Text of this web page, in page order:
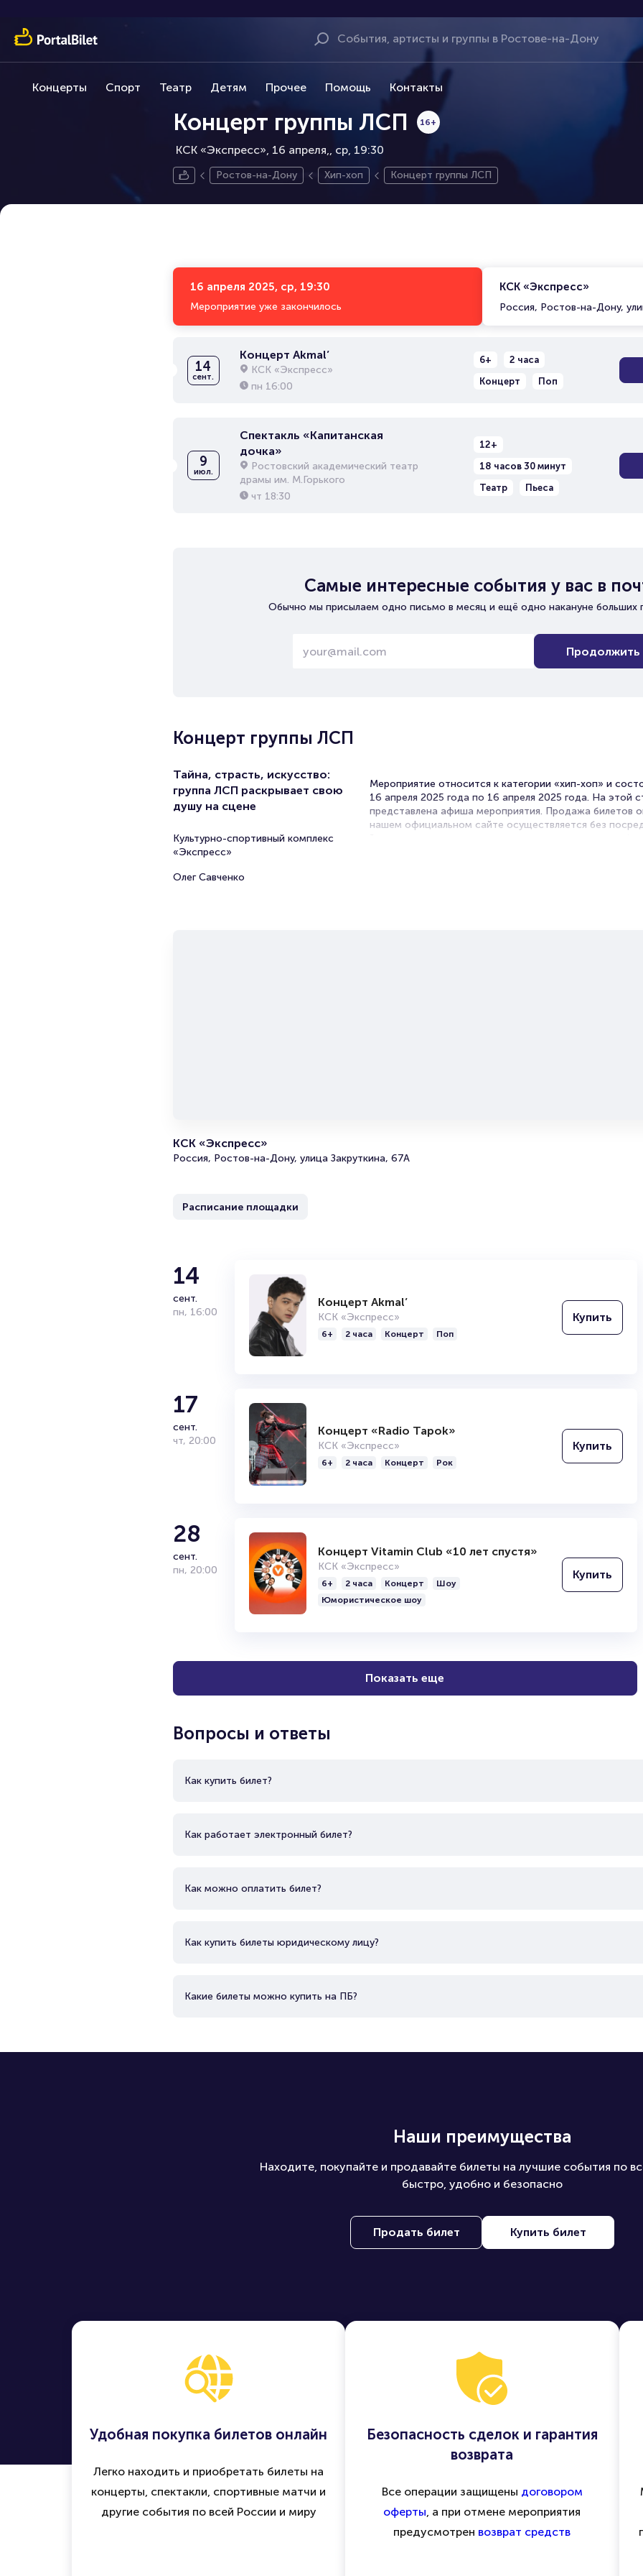
Концерты Спорт Театр Детям Прочее Помощь Контакты
Концерт группы ЛСП
КСК «Экспресс», 16 апреля,
16+
ср, 19:30
Ростов-на-Дону Хип-хоп Концерт группы ЛСП
16 апреля 2025, ср, 19:30
Мероприятие уже закончилось
КСК «Экспресс»
Россия, Ростов-на-Дону,
14
сент.
Концерт Akmal’
КСК «Экспресс»
пн 16:00
6+
2 часа
Концерт
Поп
9
июл.
Спектакль «Капитанская
дочка»
Ростовский академический театр
драмы им. М.Горького
чт 18:30
12+
18 часов 30 минут
Театр
Пьеса
Самые интересные события у вас в
Обычно мы присылаем одно письмо в месяц и ещё одно накануне больших
Продолжить
Концерт группы ЛСП
Тайна, страсть, искусство:
группа ЛСП раскрывает свою
душу на сцене
Культурно-спортивный комплекс
«Экспресс»
Олег Савченко
Мероприятие относится к категории «хип-хоп» и
16 апреля 2025 года по 16 апреля 2025 года. На этой
представлена афиша мероприятия. Продажа билетов
нашем официальном сайте осуществляется без
КСК «Экспресс»
Россия, Ростов-на-Дону, улица Закруткина, 67А
Расписание площадки
14
сент.
пн, 16:00
Концерт Akmal’
КСК «Экспресс»
6+ 2 часа Концерт Поп
Купить
17
сент.
чт, 20:00
Концерт «Radio Tapok»
КСК «Экспресс»
6+ 2 часа Концерт Рок
Купить
28
сент.
пн, 20:00
Концерт Vitamin Club «10 лет спустя»
КСК «Экспресс»
6+ 2 часа Концерт
Шоу
Юмористическое шоу
Купить
Показать еще
Вопросы и ответы
Как купить билет?
Как работает электронный билет?
Как можно оплатить билет?
Как купить билеты юридическому лицу?
Какие билеты можно купить на ПБ?
Наши преимущества
Находите, покупайте и продавайте билеты на лучшие события по
быстро, удобно и безопасно
Продать билет Купить билет
Удобная покупка билетов онлайн
Легко находить и приобретать билеты на
концерты, спектакли, спортивные матчи и
другие события по всей России и миру
Безопасность сделок и гарантия
возврата
Все операции защищены договором
оферты, а при отмене мероприятия
предусмотрен возврат средств